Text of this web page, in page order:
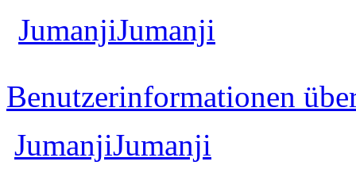
JumanjiJumanji
Benutzerinformationen
JumanjiJumanji